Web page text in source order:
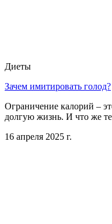
Диеты
Зачем имитировать голод?
Ограничение калорий –
долгую жизнь. И что же
16 апреля 2025 г.